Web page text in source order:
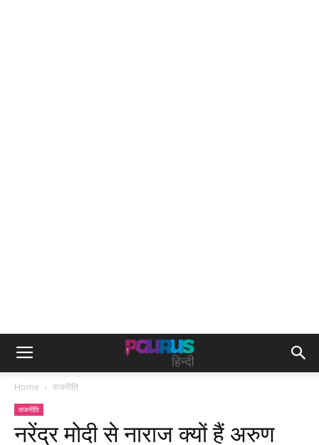
Home राजनीति
राजनीति
नरेंद्र मोदी से नाराज क्यों हैं अरुण